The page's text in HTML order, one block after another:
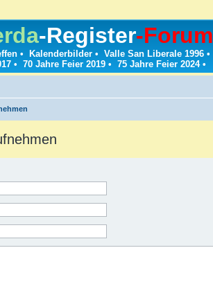
-Register-Forum
• Kalenderbilder • Valle San Liberale 1996 •
• 70 Jahre Feier 2019 • 75 Jahre Feier 2024•